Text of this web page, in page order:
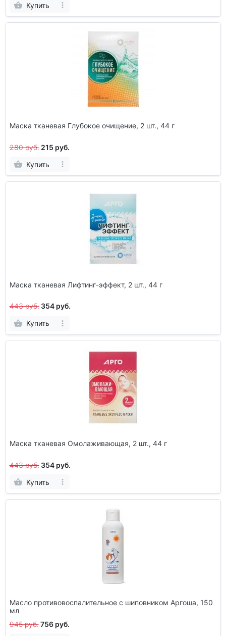
Купить
Маска тканевая Глубокое очищение, 2 шт., 44 г
280 руб. 215 руб.
Купить
Маска тканевая Лифтинг-эффект, 2 шт., 44 г
443 руб. 354 руб.
Купить
Маска тканевая Омолаживающая, 2 шт., 44 г
443 руб. 354 руб.
Купить
Масло противовоспалительное с шиповником Аргоша, 150
мл
945 руб. 756 руб.